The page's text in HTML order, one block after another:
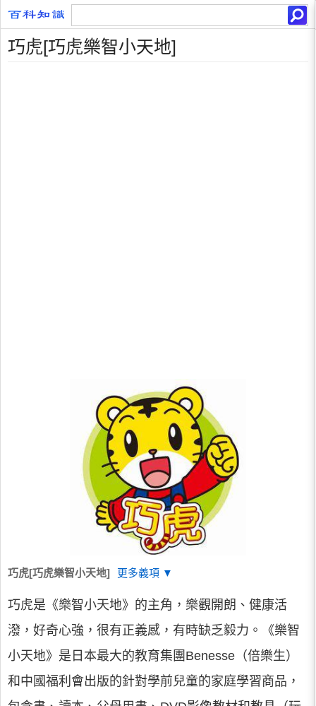
巧虎[巧虎樂智小天地]
巧虎[巧虎樂智小天地] 更多義項 ▼
巧虎是《樂智小天地》的主角，樂觀開朗、健康活
潑，好奇心強，很有正義感，有時缺乏毅力。《樂智
小天地》是日本最大的教育集團Benesse（倍樂生）
和中國福利會出版的針對學前兒童的家庭學習商品，